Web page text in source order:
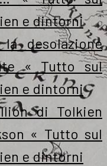
e dintorni
desolazione
« Tutto sul
e dintorni
di Tolkien
« Tutto sul
e dintorni